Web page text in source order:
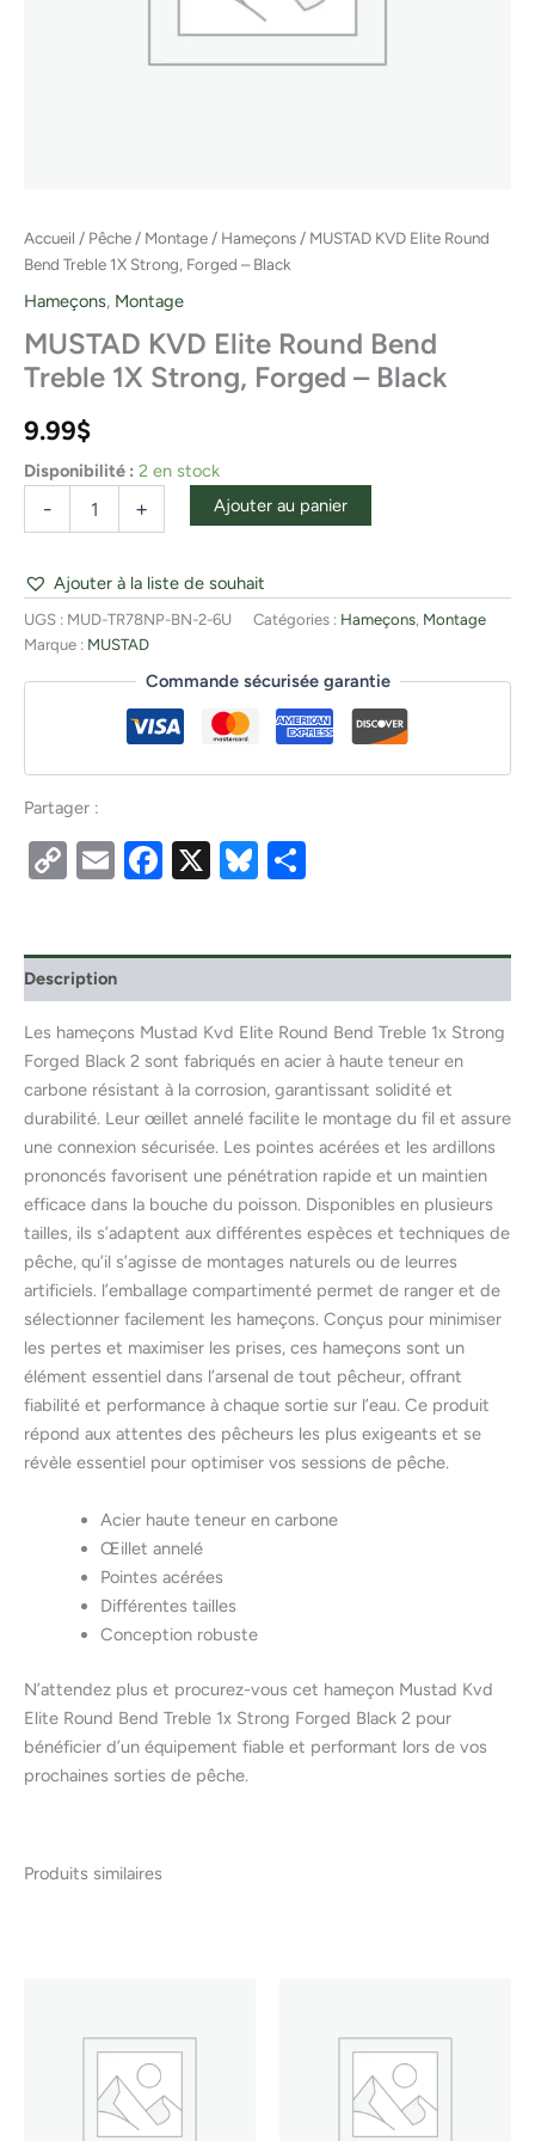
Accueil / Pêche / Montage / Hameçons / MUSTAD KVD Elite Round
Bend Treble 1X Strong, Forged – Black
Hameçons, Montage
MUSTAD KVD Elite Round Bend
Treble 1X Strong, Forged – Black
9.99$
Disponibilité : 2 en stock
- + Ajouter au panier
Ajouter à la liste de souhait
UGS : MUD-TR78NP-BN-2-6U Catégories : Hameçons, Montage
Marque : MUSTAD
Commande sécurisée garantie
Partager :
CopyEmailFacebook
X Bluesky
Description
Les hameçons Mustad Kvd Elite Round Bend Treble 1x Strong
Forged Black 2 sont fabriqués en acier à haute teneur en
carbone résistant à la corrosion, garantissant solidité et
durabilité. Leur œillet annelé facilite le montage du fil et assure
une connexion sécurisée. Les pointes acérées et les ardillons
prononcés favorisent une pénétration rapide et un maintien
efficace dans la bouche du poisson. Disponibles en plusieurs
tailles, ils s’adaptent aux différentes espèces et techniques de
pêche, qu’il s’agisse de montages naturels ou de leurres
artificiels. l’emballage compartimenté permet de ranger et de
sélectionner facilement les hameçons. Conçus pour minimiser
les pertes et maximiser les prises, ces hameçons sont un
élément essentiel dans l’arsenal de tout pêcheur, offrant
fiabilité et performance à chaque sortie sur l’eau. Ce produit
répond aux attentes des pêcheurs les plus exigeants et se
révèle essentiel pour optimiser vos sessions de pêche.
Acier haute teneur en carbone
Œillet annelé
Pointes acérées
Différentes tailles
Conception robuste
N’attendez plus et procurez-vous cet hameçon Mustad Kvd
Elite Round Bend Treble 1x Strong Forged Black 2 pour
bénéficier d’un équipement fiable et performant lors de vos
prochaines sorties de pêche.
Produits similaires